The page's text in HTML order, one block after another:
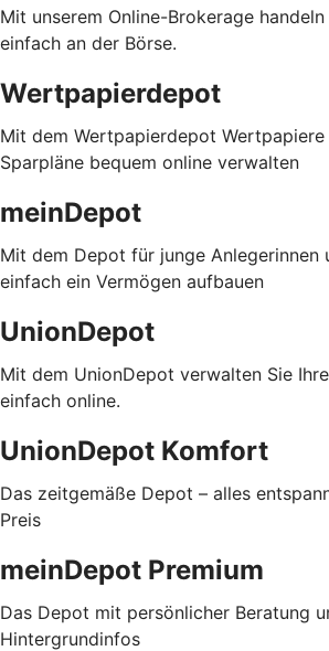
Mit unserem Online-Brokerage
einfach an der Börse.
Wertpapierdepot
Mit dem Wertpapierdepot
Sparpläne bequem online verwalten
meinDepot
Mit dem Depot für junge Anlegerinnen
einfach ein Vermögen aufbauen
UnionDepot
Mit dem UnionDepot verwalten Sie
einfach online.
UnionDepot Komfort
Das zeitgemäße Depot – alles
Preis
meinDepot Premium
Das Depot mit persönlicher Beratung
Hintergrundinfos